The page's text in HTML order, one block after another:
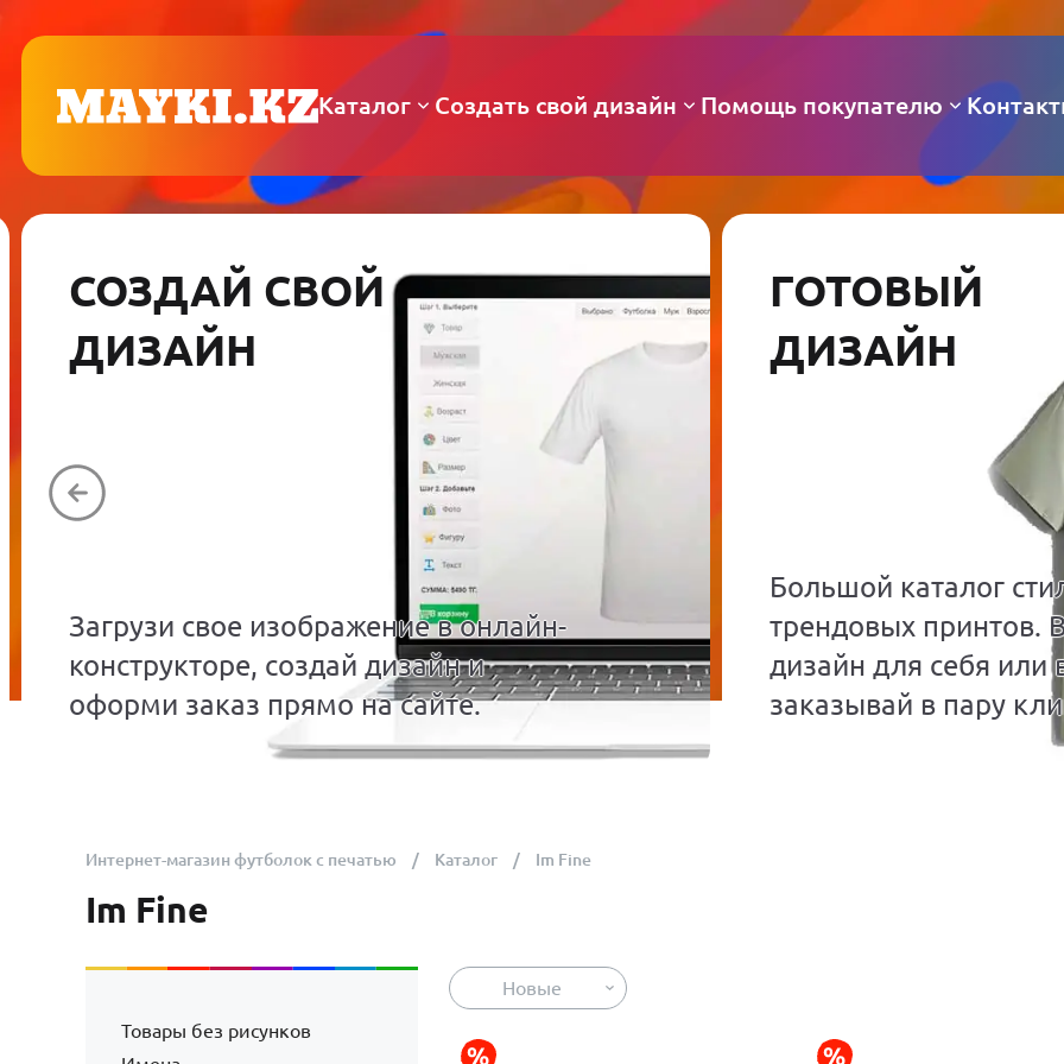
Каталог Создать свой дизайн Помощь покупателю
СОЗДАЙ СВОЙ
ДИЗАЙН
Загрузи свое изображение в онлайн-
конструкторе, создай дизайн и
оформи заказ прямо на сайте.
ГОТОВЫЙ
ДИЗАЙН
Большой каталог
трендовых принтов.
дизайн для себя или
заказывай в пару
Интернет-магазин футболок с печатью Каталог Im Fine
Im Fine
Товары без рисунков
Новые